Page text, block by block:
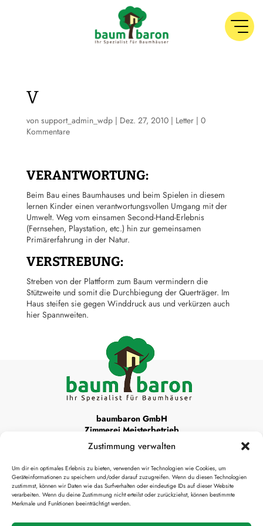
Zustimmung verwalten
Um dir ein optimales Erlebnis zu bieten, verwenden wir Technologien wie Cookies, um
Geräteinformationen zu speichern und/oder darauf zuzugreifen. Wenn du diesen Technologien
zustimmst, können wir Daten wie das Surfverhalten oder eindeutige IDs auf dieser Website
verarbeiten. Wenn du deine Zustimmung nicht erteilst oder zurückziehst, können bestimmte
Merkmale und Funktionen beeinträchtigt werden.
V
von support_admin_wdp| Dez. 27, 2010| Letter| 0
Kommentare
VERANTWORTUNG:
Beim Bau eines Baumhauses und beim Spielen in diesem
lernen Kinder einen verantwortungsvollen Umgang mit der
Umwelt. Weg vom einsamen Second-Hand-Erlebnis
(Fernsehen, Playstation, etc.) hin zur gemeinsamen
Primärerfahrung in der Natur.
VERSTREBUNG:
Streben von der Plattform zum Baum vermindern die
Stützweite und somit die Durchbiegung der Querträger. Im
Haus steifen sie gegen Winddruck aus und verkürzen auch
hier Spannweiten.
baumbaron GmbH
Zimmerei Meisterbetrieb
Unsere Werkstattadresse ist:
Krottenthaler Alm 22
83666 Waakirchen
 info@baumbaron.de